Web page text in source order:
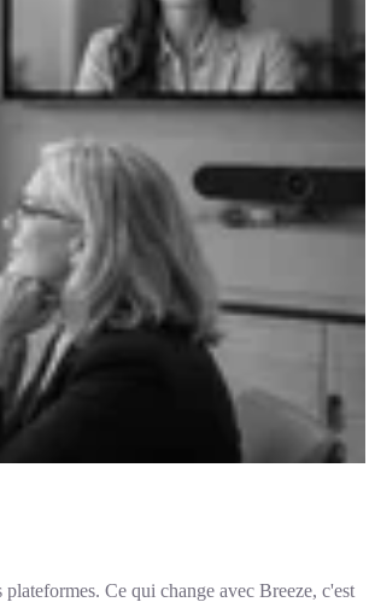
Ce qui change avec Breeze, c'est